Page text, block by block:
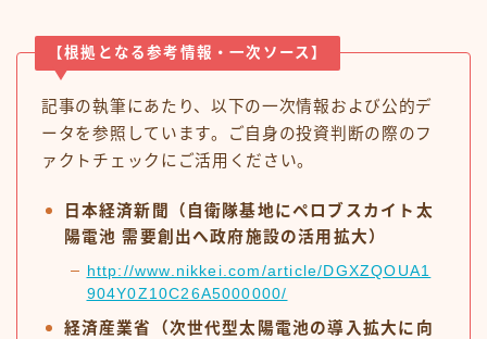
【根拠となる参考情報・一次ソース】
記事の執筆にあたり、以下の一次情報および公的デ
ータを参照しています。ご自身の投資判断の際のフ
ァクトチェックにご活用ください。
日本経済新聞（自衛隊基地にペロブスカイト太
陽電池 需要創出へ政府施設の活用拡大）
http://www.nikkei.com/article/DGXZQOUA1
904Y0Z10C26A5000000/
経済産業省（次世代型太陽電池の導入拡大に向